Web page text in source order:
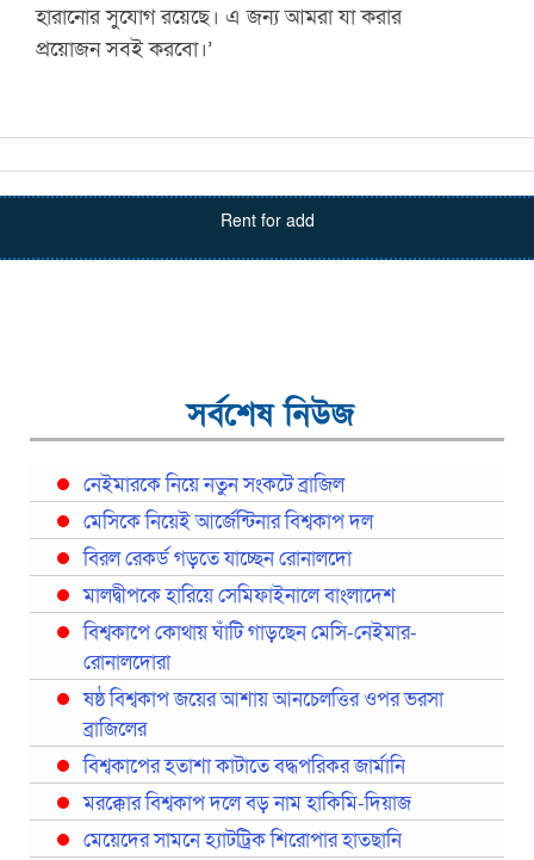
হারানোর সুযোগ রয়েছে। এ জন্য আমরা যা করার
প্রয়োজন সবই করবো।’
Rent for add
সর্বশেষ নিউজ
নেইমারকে নিয়ে নতুন সংকটে ব্রাজিল
মেসিকে নিয়েই আর্জেন্টিনার বিশ্বকাপ দল
বিরল রেকর্ড গড়তে যাচ্ছেন রোনালদো
মালদ্বীপকে হারিয়ে সেমিফাইনালে বাংলাদেশ
বিশ্বকাপে কোথায় ঘাঁটি গাড়ছেন মেসি-নেইমার-
রোনালদোরা
ষষ্ঠ বিশ্বকাপ জয়ের আশায় আনচেলত্তির ওপর ভরসা
ব্রাজিলের
বিশ্বকাপের হতাশা কাটাতে বদ্ধপরিকর জার্মানি
মরক্কোর বিশ্বকাপ দলে বড় নাম হাকিমি-দিয়াজ
মেয়েদের সামনে হ্যাটট্রিক শিরোপার হাতছানি